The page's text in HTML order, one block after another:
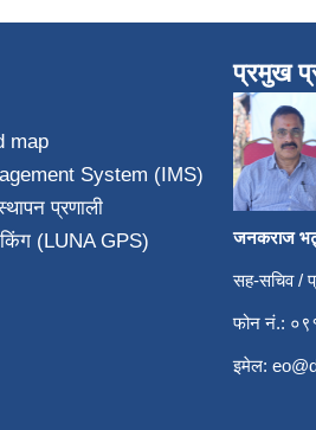
map
System (IMS)
प्रणाली
(LUNA GPS)
प्रमुख
जनकराज
सह-सचिव /
फोन नं.:
इमेल: